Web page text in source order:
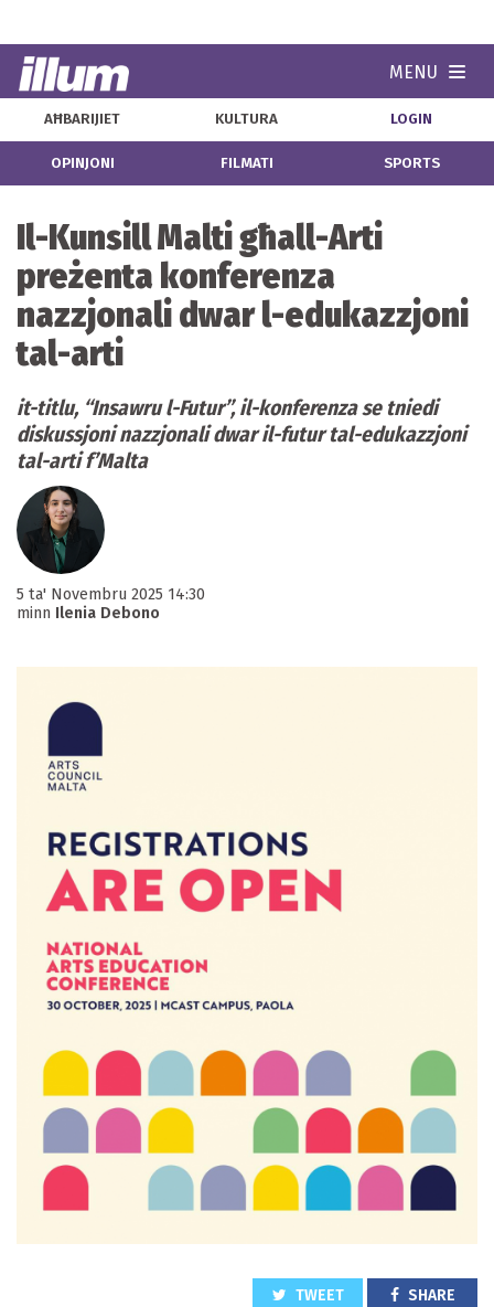
MENU
AĦBARIJIET KULTURA LOGIN
OPINJONI FILMATI SPORTS
Il-Kunsill Malti għall-Arti
preżenta konferenza
nazzjonali dwar l-edukazzjoni
tal-arti
it-titlu, “Insawrul-Futur”, il-konferenza se tniedi
diskussjoni nazzjonali dwar il-futur tal-edukazzjoni
tal-arti f’Malta
5 ta' Novembru 2025 14:30
minn Ilenia Debono
TWEET SHARE